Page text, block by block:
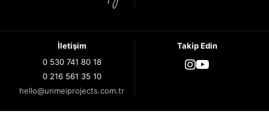
İletişim
0 530 741 80 18
0 216 561 35 10
hello@unmeiprojects.com.tr
Takip Edin